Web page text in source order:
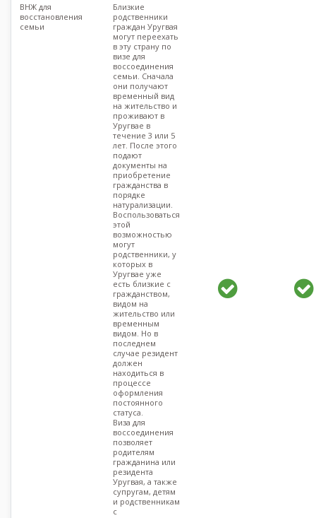
ВНЖ для
восстановления
семьи
Близкие
родственники
граждан Уругвая
могут переехать
в эту страну по
визе для
воссоединения
семьи. Сначала
они получают
временный вид
на жительство и
проживают в
Уругвае в
течение 3 или 5
лет. После этого
подают
документы на
приобретение
гражданства в
порядке
натурализации.
Воспользоваться
этой
возможностью
могут
родственники, у
которых в
Уругвае уже
есть близкие с
гражданством,
видом на
жительство или
временным
видом. Но в
последнем
случае резидент
должен
находиться в
процессе
оформления
постоянного
статуса.
Виза для
воссоединения
позволяет
родителям
гражданина или
резидента
Уругвая, а также
супругам, детям
и родственникам
с